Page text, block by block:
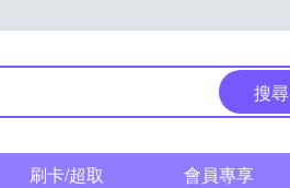
搜尋
刷卡/超取 會員專享